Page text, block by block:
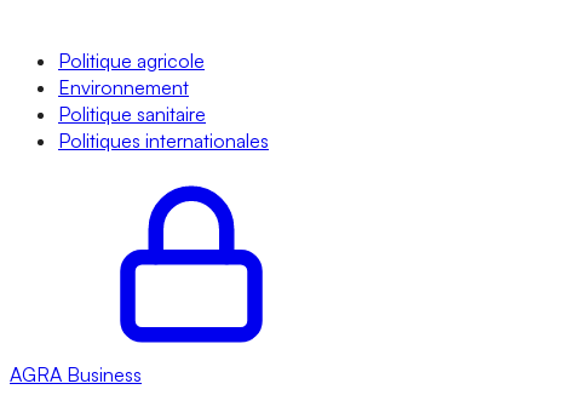
Politique agricole
Environnement
Politique sanitaire
Politiques internationales
AGRA Business